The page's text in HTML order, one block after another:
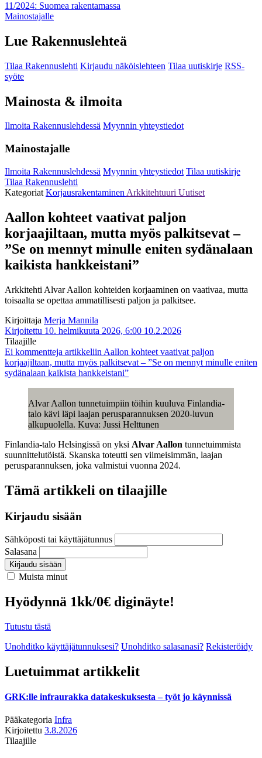
11/2024: Suomea rakentamassa
Mainostajalle
Lue Rakennuslehteä
Tilaa Rakennuslehti Kirjaudu näköislehteen Tilaa uutiskirje RSS-
syöte
Mainosta & ilmoita
Ilmoita Rakennuslehdessä Myynnin yhteystiedot
Mainostajalle
Ilmoita Rakennuslehdessä Myynnin yhteystiedot Tilaa uutiskirje
Tilaa Rakennuslehti
Kategoriat Korjausrakentaminen Arkkitehtuuri Uutiset
Aallon kohteet vaativat paljon
korjaajiltaan, mutta myös palkitsevat –
”Se on mennyt minulle eniten sydänalaan
kaikista hankkeistani”
Arkkitehti Alvar Aallon kohteiden korjaaminen on vaativaa, mutta
toisaalta se opettaa ammatillisesti paljon ja palkitsee.
Kirjoittaja Merja Mannila
Kirjoitettu 10. helmikuuta 2026, 6:00 10.2.2026
Tilaajille
Ei kommentteja artikkeliin Aallon kohteet vaativat paljon
korjaajiltaan, mutta myös palkitsevat – ”Se on mennyt minulle eniten
sydänalaan kaikista hankkeistani”
Alvar Aallon tunnetuimpiin töihin kuuluva Finlandia-
talo kävi läpi laajan perusparannuksen 2020-luvun
alkupuolella. Kuva: Jussi Helttunen
Finlandia-talo Helsingissä on yksi Alvar Aallon tunnetuimmista
suunnittelutöistä. Skanska toteutti sen viimeisimmän, laajan
perusparannuksen, joka valmistui vuonna 2024.
Tämä artikkeli on tilaajille
Kirjaudu sisään
Sähköposti tai käyttäjätunnus
Salasana
Kirjaudu sisään
Muista minut
Hyödynnä 1kk/0€ diginäyte!
Tutustu tästä
Unohditko käyttäjätunnuksesi? Unohditko salasanasi? Rekisteröidy
Luetuimmat artikkelit
GRK:lle infraurakka datakeskuksesta – työt jo käynnissä
Pääkategoria Infra
Kirjoitettu 3.8.2026
Tilaajille